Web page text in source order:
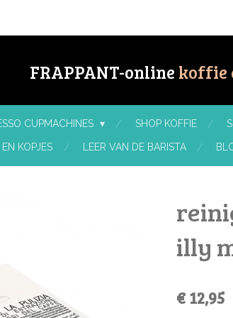
FRAPPANT-online koffie
CUPMACHINES SHOP KOFFIE
KOPJES LEER VAN DE BARISTA
illy
€ 12,95